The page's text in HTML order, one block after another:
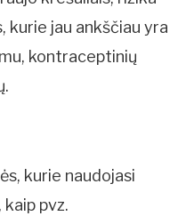
kurie jau ankščiau yra
kontraceptinių
kurie naudojasi
pvz.